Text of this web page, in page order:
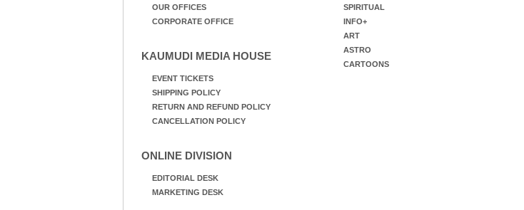
OUR OFFICES
CORPORATE OFFICE
KAUMUDI MEDIA HOUSE
EVENT TICKETS
SHIPPING POLICY
RETURN AND REFUND POLICY
CANCELLATION POLICY
ONLINE DIVISION
EDITORIAL DESK
MARKETING DESK
SPIRITUAL
INFO+
ART
ASTRO
CARTOONS